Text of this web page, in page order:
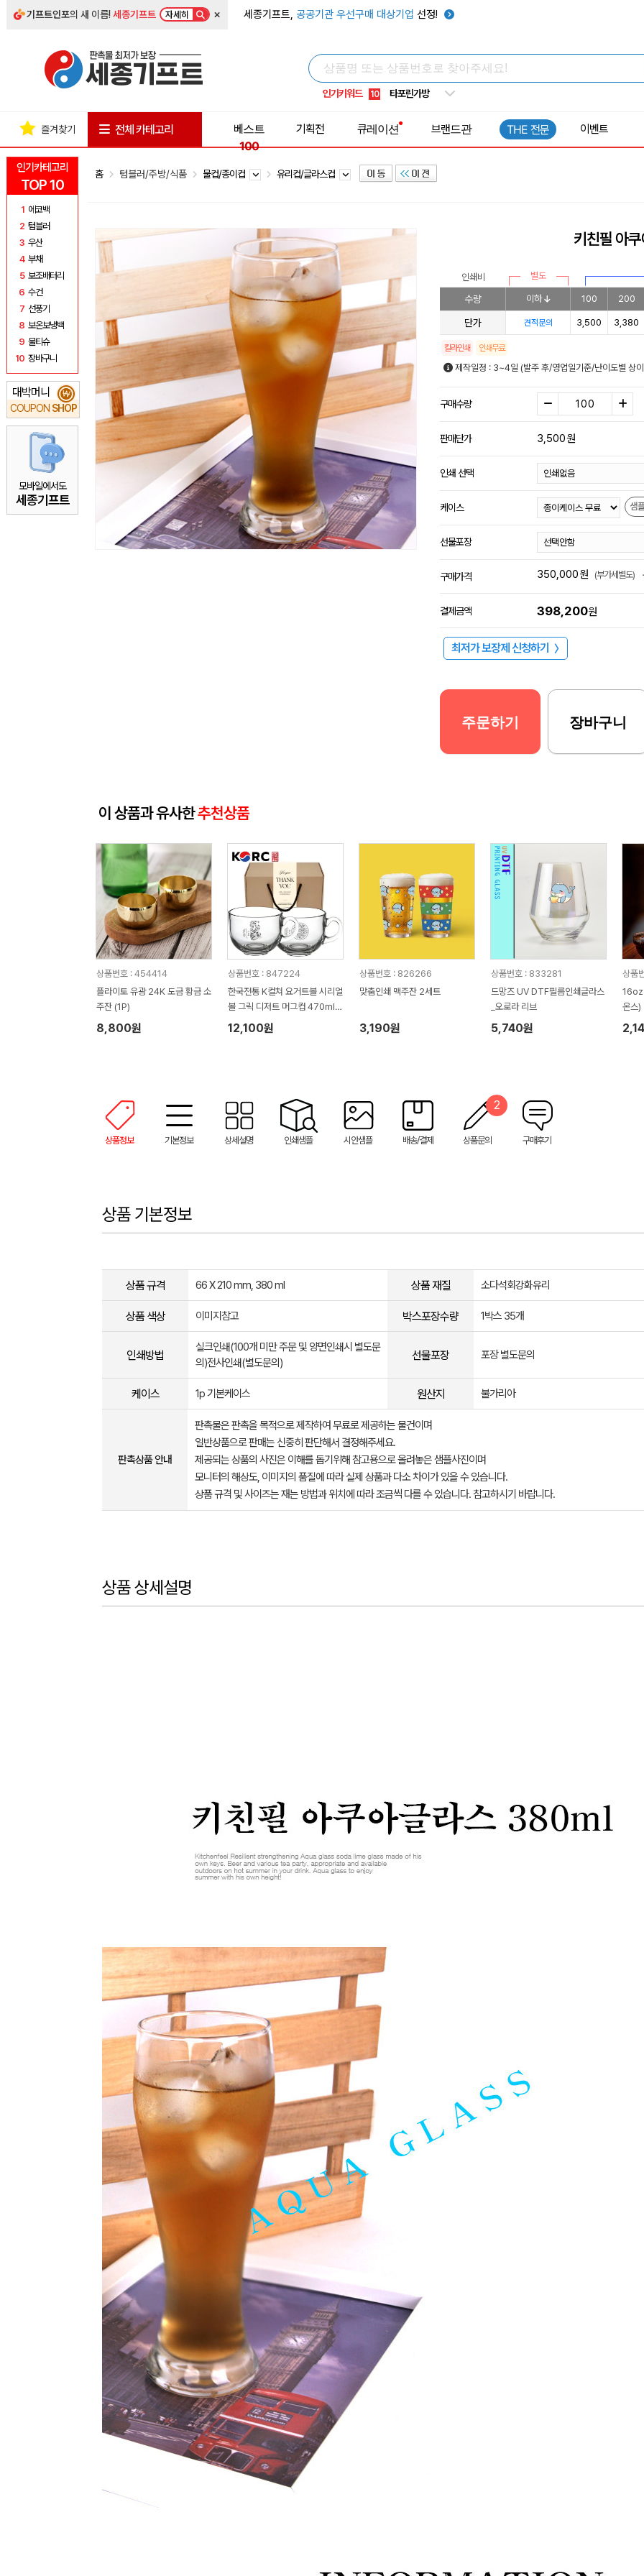
기프트인포의 새 이름!세종기프트 자세히 × 세종기프트, 공공기관 우선구매 대상기업 선정!
인기키워드
6 우산
9 넥쿨러
10 타포린가방
인기카테고리
TOP 10
1 에코백
2 텀블러
3 우산
4 부채
5 보조배터리
6 수건
7 선풍기
8 보온보냉백
9 물티슈
10 장바구니
대박머니
COUPON SHOP
₩
모바일에서도
세종기프트
즐겨찾기 전체 카테고리
베스트
100
기획전 큐레이션 브랜드관 THE 전문 이벤트
홈 텀블러/주방/식품 물컵/종이컵 유리컵/글라스컵
키친필 아
인쇄비 별도
수량 이하 100 200
단가 견적문의 3,500 3,380
칼라인쇄 인쇄무료
제작일정 : 3~4일 (발주 후/영업일기준/난이도별 상
구매수량
판매단가 3,500원
인쇄 선택
케이스 샘
선물포장
구매가격 350,000원 (부가세별도)
결제금액 398,200원
최저가 보장제 신청하기 〉
주문하기 장바구니
이 상품과 유사한추천상품
상품번호 : 454414
플라이토 유광 24K 도금 황금 소
주잔 (1P)
8,800원
상품번호 : 847224
한국전통 K컬쳐 요거트볼 시리얼
볼 그릭 디저트 머그컵 470ml 2
P 기프팅
12,100원
상품번호 : 826266
맞춤인쇄 맥주잔 2세트
3,190원
상품번호 : 833281
드망즈 UV DTF필름인쇄글라스
_오로라 리브
5,740원
상품
16oz
온스)
상품정보 기본정보 상세설명 인쇄샘플 시안샘플 배송/결제 상품문의
2
구매후기
상품 기본정보
상품 규격 66 X 210 mm, 380 ml 상품 재질 소다석회강화유리
상품 색상 이미지참고 박스포장수량 1박스 35개
인쇄방법
실크인쇄(100개 미만 주문 및 양면인쇄시 별도문
의)전사인쇄(별도문의)
선물포장 포장 별도문의
케이스 1p 기본케이스 원산지 불가리아
판촉상품 안내
판촉물은 판촉을 목적으로 제작하여 무료로 제공하는 물건이며
일반상품으로 판매는 신중히 판단해서 결정해주세요.
제공되는 상품의 사진은 이해를 돕기위해 참고용으로 올려놓은 샘플사진이며
모니터의 해상도, 이미지의 품질에 따라 실제 상품과 다소 차이가 있을 수 있습니다.
상품 규격 및 사이즈는 재는 방법과 위치에 따라 조금씩 다를 수 있습니다. 참고하시기 바랍니다.
상품 상세설명